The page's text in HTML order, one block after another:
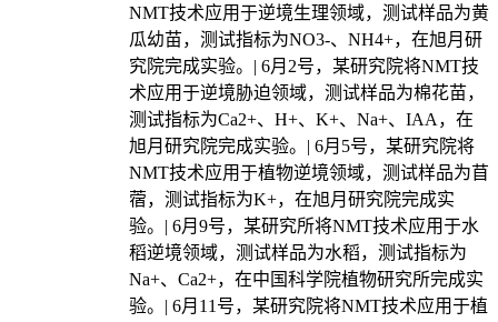
NMT技术应用于逆境生理领域，测试样品为黄
瓜幼苗，测试指标为NO3-、NH4+，在旭月研
究院完成实验。| 6月2号，某研究院将NMT技
术应用于逆境胁迫领域，测试样品为棉花苗，
测试指标为Ca2+、H+、K+、Na+、IAA，在
旭月研究院完成实验。| 6月5号，某研究院将
NMT技术应用于植物逆境领域，测试样品为苜
蓿，测试指标为K+，在旭月研究院完成实
验。| 6月9号，某研究所将NMT技术应用于水
稻逆境领域，测试样品为水稻，测试指标为
Na+、Ca2+，在中国科学院植物研究所完成实
验。| 6月11号，某研究院将NMT技术应用于植